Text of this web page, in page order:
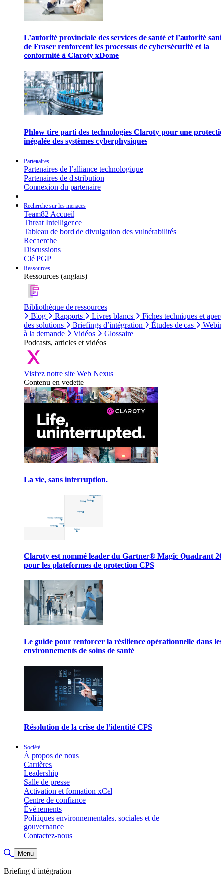
L’autorité provinciale des services de santé et l’autorité
de Fraser renforcent les processus de cybersécurité et la
conformité à Claroty xDome
Phlow tire parti des technologies Claroty pour une
inégalée des systèmes cyberphysiques
Partenaires
Partenaires de l’alliance technologique
Partenaires de distribution
Connexion du partenaire
Recherche sur les menaces
Team82 Accueil
Threat Intelligence
Tableau de bord de divulgation des vulnérabilités
Recherche
Discussions
Clé PGP
Ressources
Ressources (anglais)
Bibliothèque de ressources
Blog
Rapports Livres blancs
Fiches techniques et
des solutions
Briefings d’intégration Études de cas
à la demande
Vidéos
Glossaire
Podcasts, articles et vidéos
Visitez notre site Web Nexus
Contenu en vedette
La vie, sans interruption.
Claroty est nommé leader du Gartner® Magic Quadrant
pour les plateformes de protection CPS
Le guide pour renforcer la résilience opérationnelle dans
environnements de soins de santé
Résolution de la crise de l’identité CPS
Société
À propos de nous
Carrières
Leadership
Salle de presse
Activation et formation xCel
Centre de confiance
Événements
Politiques environnementales, sociales et de
gouvernance
Contactez-nous
Basculer la recherche
Menu
Briefing d’intégration